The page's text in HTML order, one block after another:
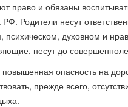
право и обязаны
Родители несут
духовном и
несут до
опасность на
прежде всего,